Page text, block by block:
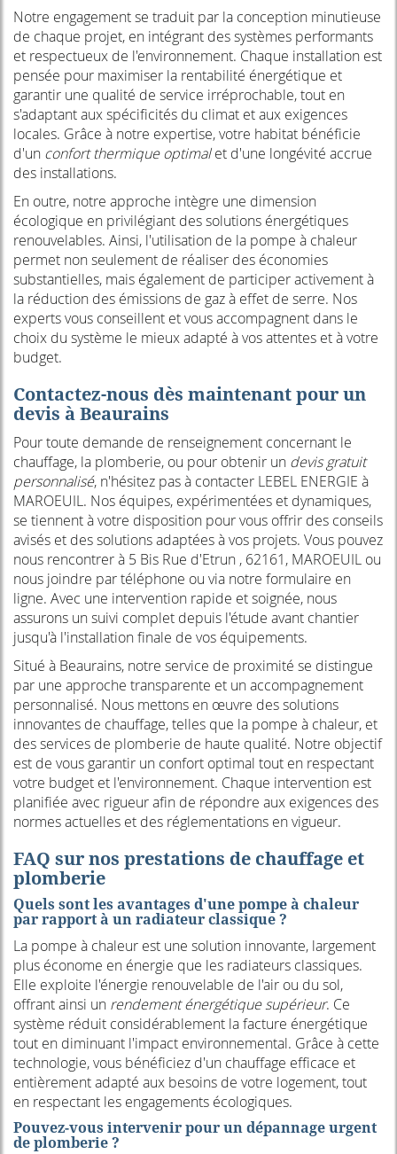
Notre engagement se traduit par la conception minutieuse
de chaque projet, en intégrant des systèmes performants
et respectueux de l'environnement. Chaque installation est
pensée pour maximiser la rentabilité énergétique et
garantir une qualité de service irréprochable, tout en
s'adaptant aux spécificités du climat et aux exigences
locales. Grâce à notre expertise, votre habitat bénéficie
d'un confort thermique optimalet d'une longévité accrue
des installations.
En outre, notre approche intègre une dimension
écologique en privilégiant des solutions énergétiques
renouvelables. Ainsi, l'utilisation de la pompe à chaleur
permet non seulement de réaliser des économies
substantielles, mais également de participer activement à
la réduction des émissions de gaz à effet de serre. Nos
experts vous conseillent et vous accompagnent dans le
choix du système le mieux adapté à vos attentes et à votre
budget.
Contactez-nous dès maintenant pour un
devis à Beaurains
Pour toute demande de renseignement concernant le
chauffage, la plomberie, ou pour obtenir un devis gratuit
personnalisé, n'hésitez pas à contacter LEBEL ENERGIE à
MAROEUIL. Nos équipes, expérimentées et dynamiques,
se tiennent à votre disposition pour vous offrir des conseils
avisés et des solutions adaptées à vos projets. Vous pouvez
nous rencontrer à 5 Bis Rue d'Etrun , 62161, MAROEUIL ou
nous joindre par téléphone ou via notre formulaire en
ligne. Avec une intervention rapide et soignée, nous
assurons un suivi complet depuis l'étude avant chantier
jusqu'à l'installation finale de vos équipements.
Situé à Beaurains, notre service de proximité se distingue
par une approche transparente et un accompagnement
personnalisé. Nous mettons en œuvre des solutions
innovantes de chauffage, telles que la pompe à chaleur, et
des services de plomberie de haute qualité. Notre objectif
est de vous garantir un confort optimal tout en respectant
votre budget et l'environnement. Chaque intervention est
planifiée avec rigueur afin de répondre aux exigences des
normes actuelles et des réglementations en vigueur.
FAQ sur nos prestations de chauffage et
plomberie
Quels sont les avantages d'une pompe à chaleur
par rapport à un radiateur classique ?
La pompe à chaleur est une solution innovante, largement
plus économe en énergie que les radiateurs classiques.
Elle exploite l'énergie renouvelable de l'air ou du sol,
offrant ainsi un rendement énergétique supérieur. Ce
système réduit considérablement la facture énergétique
tout en diminuant l'impact environnemental. Grâce à cette
technologie, vous bénéficiez d'un chauffage efficace et
entièrement adapté aux besoins de votre logement, tout
en respectant les engagements écologiques.
Pouvez-vous intervenir pour un dépannage urgent
de plomberie ?